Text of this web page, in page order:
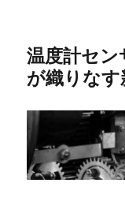
温度計セ
が織りな